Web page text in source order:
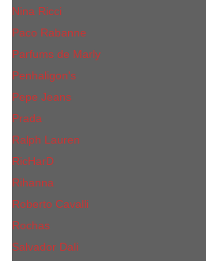
Nina Ricci
Paco Rabanne
Parfums de Marly
Penhaligon's
Pepe Jeans
Prada
Ralph Lauren
RicHarD
Rihanna
Roberto Cavalli
Rochas
Salvador Dali